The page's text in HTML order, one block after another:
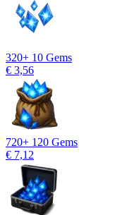
320+ 10 Gems
€ 3,56
720+ 120 Gems
€ 7,12